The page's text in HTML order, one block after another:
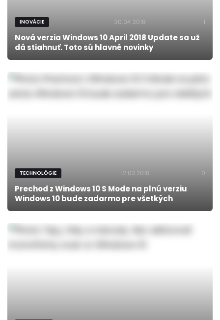
INOVÁCIE 30.04.2018 1
Nová verzia Windows 10 April 2018 Update sa už
dá stiahnuť. Toto sú hlavné novinky
TECHNOLÓGIE 12.03.2018 0
Prechod z Windows 10 S Mode na plnú verziu
Windows 10 bude zadarmo pre všetkých